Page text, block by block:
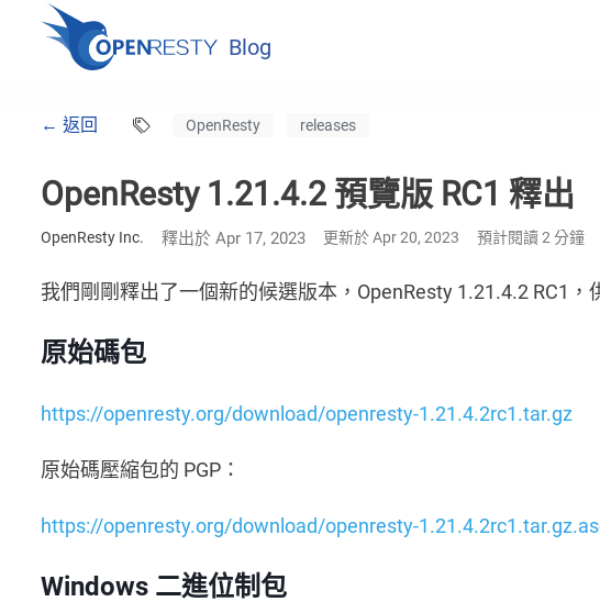
Blog
← 返回 OpenResty releases
OpenResty 1.21.4.2 預覽版 RC1 釋出
OpenResty Inc. 釋出於 Apr 17, 2023 更新於 Apr 20, 2023 預計閱讀 2 分鐘
我們剛剛釋出了一個新的候選版本，OpenResty 1.21.4.2 RC1，
原始碼包
https://openresty.org/download/openresty-1.21.4.2rc1.tar.gz
原始碼壓縮包的 PGP：
https://openresty.org/download/openresty-
Windows 二進位制包